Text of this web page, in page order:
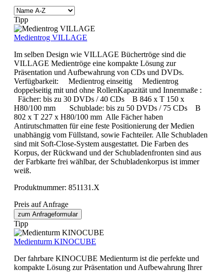
Tipp
Medientrog VILLAGE
Im selben Design wie VILLAGE Büchertröge sind die
VILLAGE Medientröge eine kompakte Lösung zur
Präsentation und Aufbewahrung von CDs und DVDs.
Verfügbarkeit: Medientrog einseitig Medientrog
doppelseitig mit und ohne RollenKapazität und Innenmaße :
Fächer: bis zu 30 DVDs / 40 CDs B 846 x T 150 x
H80/100 mm Schublade: bis zu 50 DVDs / 75 CDs B
802 x T 227 x H80/100 mm Alle Fächer haben
Antirutschmatten für eine feste Positionierung der Medien
unabhängig vom Füllstand, sowie Fachteiler. Alle Schubladen
sind mit Soft-Close-System ausgestattet. Die Farben des
Korpus, der Rückwand und der Schubladenfronten sind aus
der Farbkarte frei wählbar, der Schubladenkorpus ist immer
weiß.
Produktnummer: 851131.X
Preis auf Anfrage
zum Anfrageformular
Tipp
Medienturm KINOCUBE
Der fahrbare KINOCUBE Medienturm ist die perfekte und
kompakte Lösung zur Präsentation und Aufbewahrung Ihrer